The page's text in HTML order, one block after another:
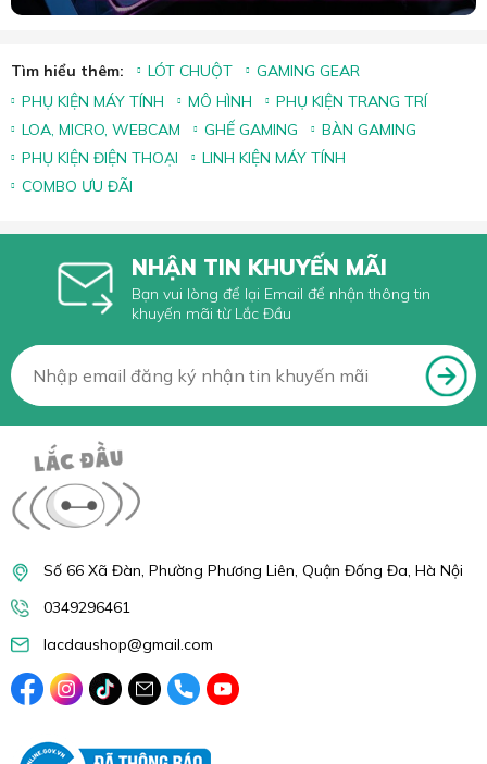
Tìm hiểu thêm: LÓT CHUỘT
GAMING GEAR
PHỤ KIỆN MÁY TÍNH
MÔ HÌNH
PHỤ KIỆN TRANG TRÍ
LOA, MICRO, WEBCAM
GHẾ GAMING
BÀN GAMING
PHỤ KIỆN ĐIỆN THOẠI
LINH KIỆN MÁY TÍNH
COMBO ƯU ĐÃI
NHẬN TIN KHUYẾN MÃI
Bạn vui lòng để lại Email để nhận thông tin
khuyến mãi từ Lắc Đầu
Số 66 Xã Đàn, Phường Phương Liên, Quận Đống Đa, Hà Nội
0349296461
lacdaushop@gmail.com